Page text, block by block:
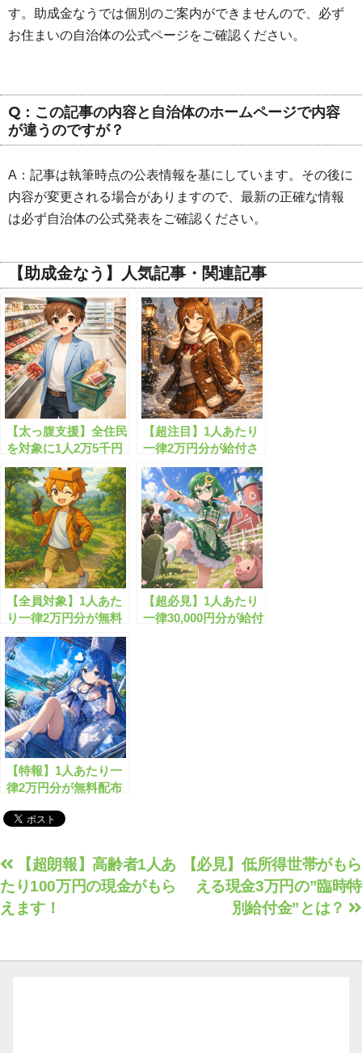
す。助成金なうでは個別のご案内ができませんので、必ず
お住まいの自治体の公式ページをご確認ください。
Q：この記事の内容と自治体のホームページで内容
が違うのですが？
A：記事は執筆時点の公表情報を基にしています。その後に
内容が変更される場合がありますので、最新の正確な情報
は必ず自治体の公式発表をご確認ください。
【助成金なう】人気記事・関連記事
【太っ腹支援】全住民
を対象に1人2万5千円
分の商品券を一律給付
する物価高騰対策と
は？
【超注目】1人あたり
一律2万円分が給付さ
れまし!!
【全員対象】1人あた
り一律2万円分が無料
配布されます！
【超必見】1人あたり
一律30,000円分が給付
【特報】1人あたり一
律2万円分が無料配布
投
稿
ナ
ゲ
【必見】低所得世帯がもら
える現金3万円の”臨時特
別給付金”とは？
【超朗報】高齢者1人あ
たり100万円の現金がもら
えます！